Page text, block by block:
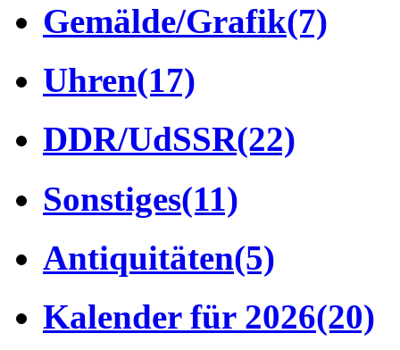
Gemälde/Grafik(7)
Uhren(17)
DDR/UdSSR(22)
Sonstiges(11)
Antiquitäten(5)
Kalender für 2026(20)